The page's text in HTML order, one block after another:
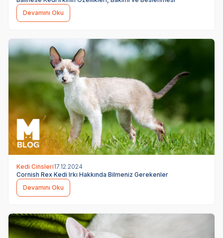
Devamını Oku
Kedi Cinsleri17.12.2024
Cornish Rex Kedi Irkı Hakkında Bilmeniz Gerekenler
Devamını Oku